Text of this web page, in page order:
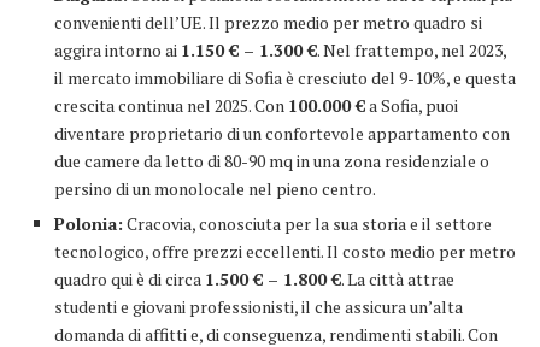
convenienti dell’UE. Il prezzo medio per metro quadro si
aggira intorno ai 1.150 € – 1.300 €. Nel frattempo, nel 2023,
il mercato immobiliare di Sofia è cresciuto del 9-10%, e questa
crescita continua nel 2025. Con 100.000 €a Sofia, puoi
diventare proprietario di un confortevole appartamento con
due camere da letto di 80-90 mq in una zona residenziale o
persino di un monolocale nel pieno centro.
Polonia: Cracovia, conosciuta per la sua storia e il settore
tecnologico, offre prezzi eccellenti. Il costo medio per metro
quadro qui è di circa 1.500 € – 1.800 €. La città attrae
studenti e giovani professionisti, il che assicura un’alta
domanda di affitti e, di conseguenza, rendimenti stabili. Con